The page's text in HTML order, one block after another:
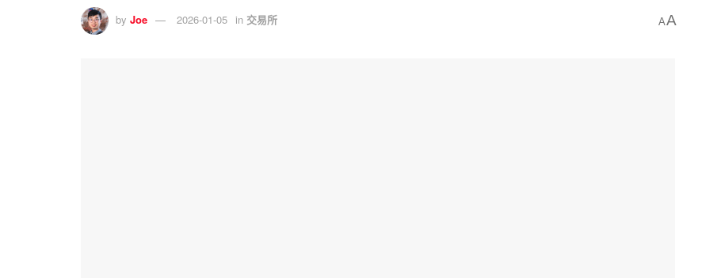
by Joe 2026-01-05 in 交易所 AA